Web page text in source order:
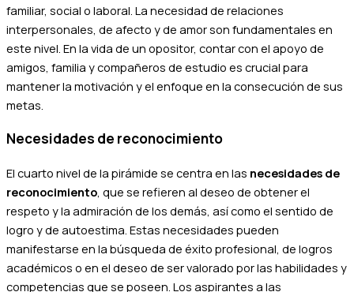
familiar, social o laboral. La necesidad de relaciones
interpersonales, de afecto y de amor son fundamentales en
este nivel. En la vida de un opositor, contar con el apoyo de
amigos, familia y compañeros de estudio es crucial para
mantener la motivación y el enfoque en la consecución de sus
metas.
Necesidades de reconocimiento
El cuarto nivel de la pirámide se centra en las necesidades de
reconocimiento , que se refieren al deseo de obtener el
respeto y la admiración de los demás, así como el sentido de
logro y de autoestima. Estas necesidades pueden
manifestarse en la búsqueda de éxito profesional, de logros
académicos o en el deseo de ser valorado por las habilidades y
competencias que se poseen. Los aspirantes a las